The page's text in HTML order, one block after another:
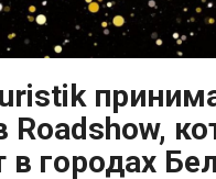
Roadshow,
в городах